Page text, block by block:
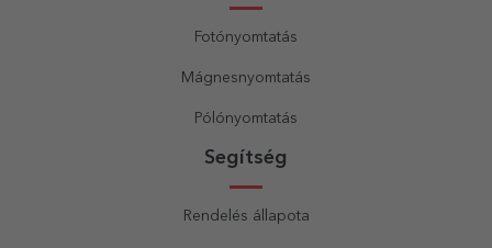
Fotónyomtatás
Mágnesnyomtatás
Pólónyomtatás
Segítség
Rendelés állapota